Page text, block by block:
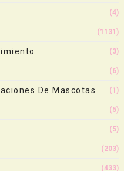
(4)
(1131)
(3)
(6)
De Mascotas (1)
(5)
(5)
(203)
(433)